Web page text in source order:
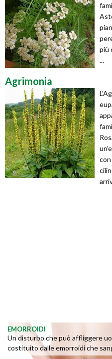
più
...
Agrimonia
EMORROIDI
Un disturbo che può affliggere
costituito dalle emorroidi che